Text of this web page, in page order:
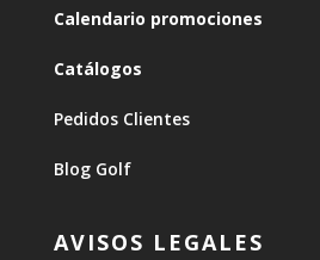
Calendario promociones
Catálogos
Pedidos Clientes
Blog Golf
AVISOS LEGALES